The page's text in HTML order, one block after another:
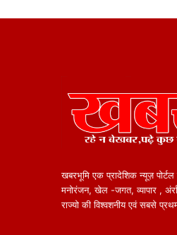
खबरभूमि एक प्रादेशिक न्यूज़
मनोरंजन, खेल -जगत, व्यापार ,
राज्यो की विश्वशनीय एवं सबसे